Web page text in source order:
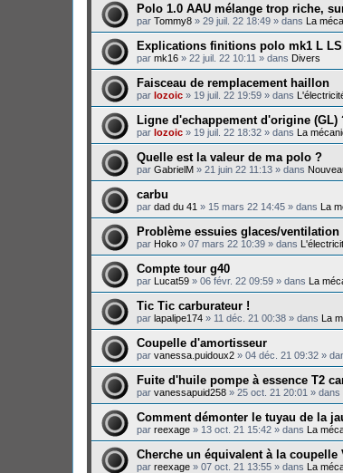
Polo 1.0 AAU mélange trop riche,
par Tommy8 » 29 juil. 22 18:49 » dans La
Explications finitions polo mk1 L LS
par mk16 » 22 juil. 22 10:11 » dans Divers
Faisceau de remplacement haillon
par lozoic » 19 juil. 22 19:59 » dans
Ligne d'echappement d'origine (GL)
par lozoic » 19 juil. 22 18:32 » dans La
Quelle est la valeur de ma polo ?
par GabrielM » 21 juin 22 11:13 » dans
carbu
par dad du 41 » 15 mars 22 14:45 » dans La
Problème essuies glaces/
par Hoko » 07 mars 22 10:39 » dans
Compte tour g40
par Lucat59 » 06 févr. 22 09:59 » dans La
Tic Tic carburateur !
par lapalipe174 » 11 déc. 21 00:38 » dans La
Coupelle d'amortisseur
par vanessa.puidoux2 » 04 déc. 21 09:32 »
Fuite d'huile pompe à essence T2
par vanessapuid258 » 25 oct. 21 20:01 » dans
Comment démonter le tuyau de la
par reexage » 13 oct. 21 15:42 » dans La
Cherche un équivalent à la coupelle
par reexage » 07 oct. 21 13:55 » dans La